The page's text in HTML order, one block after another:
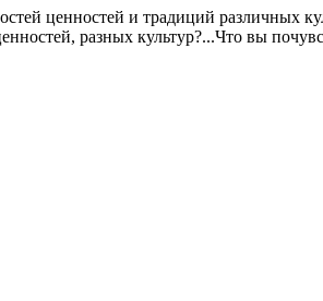
ценностей и традиций различных
разных культур?...Что вы